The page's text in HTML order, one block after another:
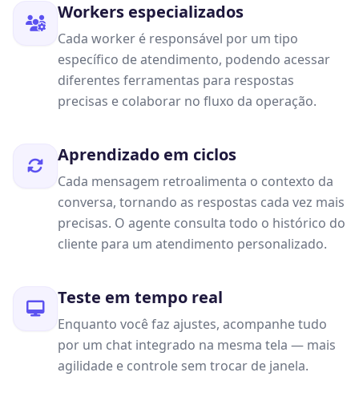
Workers especializados
Cada worker é responsável por um tipo
específico de atendimento, podendo acessar
diferentes ferramentas para respostas
precisas e colaborar no fluxo da operação.
Aprendizado em ciclos
Cada mensagem retroalimenta o contexto da
conversa, tornando as respostas cada vez mais
precisas. O agente consulta todo o histórico do
cliente para um atendimento personalizado.
Teste em tempo real
Enquanto você faz ajustes, acompanhe tudo
por um chat integrado na mesma tela — mais
agilidade e controle sem trocar de janela.